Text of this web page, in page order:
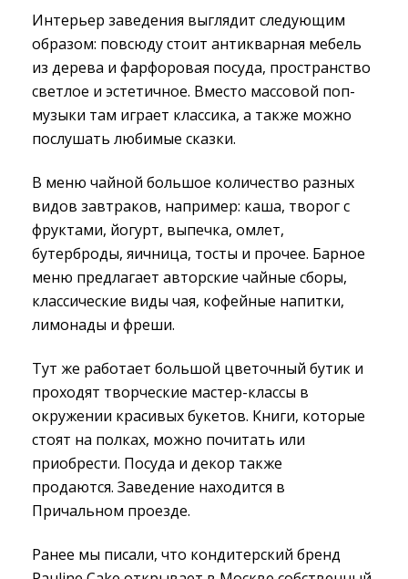
Интерьер заведения выглядит следующим
образом: повсюду стоит антикварная мебель
из дерева и фарфоровая посуда, пространство
светлое и эстетичное. Вместо массовой поп-
музыки там играет классика, а также можно
послушать любимые сказки.
В меню чайной большое количество разных
видов завтраков, например: каша, творог с
фруктами, йогурт, выпечка, омлет,
бутерброды, яичница, тосты и прочее. Барное
меню предлагает авторские чайные сборы,
классические виды чая, кофейные напитки,
лимонады и фреши.
Тут же работает большой цветочный бутик и
проходят творческие мастер-классы в
окружении красивых букетов. Книги, которые
стоят на полках, можно почитать или
приобрести. Посуда и декор также
продаются. Заведение находится в
Причальном проезде.
Ранее мы писали, что кондитерский бренд